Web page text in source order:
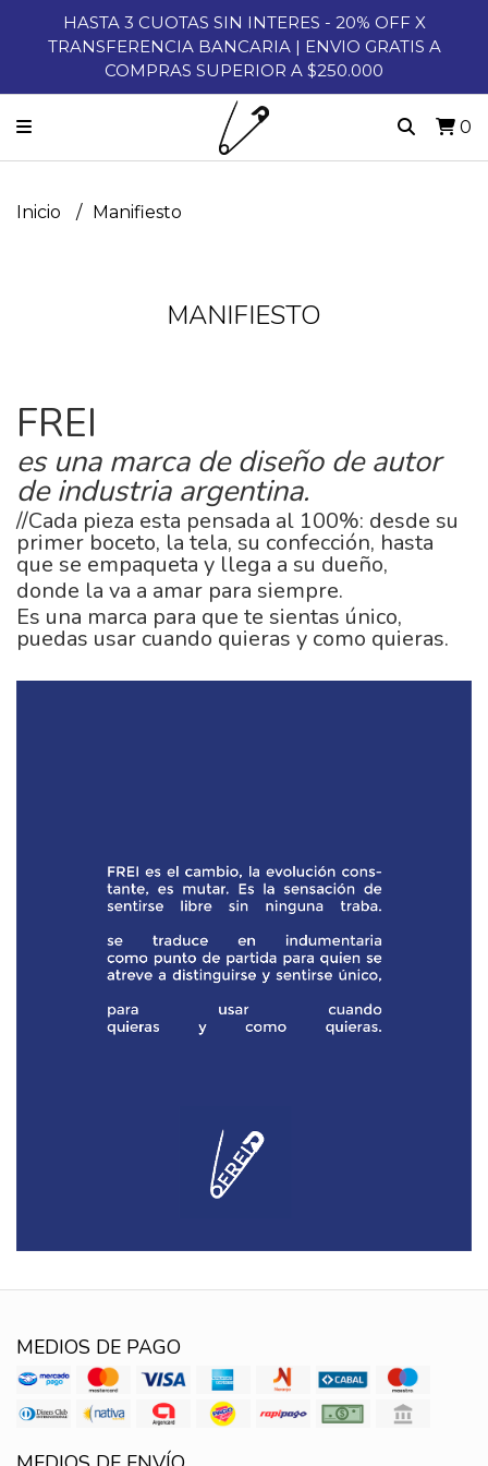
HASTA 3 CUOTAS SIN INTERES - 20% OFF X
TRANSFERENCIA BANCARIA | ENVIO GRATIS A
COMPRAS SUPERIOR A $250.000
0
Inicio Manifiesto
MANIFIESTO
FREI
es una marca de diseño de autor
de industria argentina.
//Cada pieza esta pensada al 100%: desde su
primer boceto, la tela, su confección, hasta
que se empaqueta y llega a su dueño,
donde la va a amar para siempre.
Es una marca para que te sientas único,
puedas usar cuando quieras y como quieras.
MEDIOS DE PAGO